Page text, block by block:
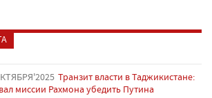
Транзит власти в Таджикистане:
миссии Рахмона убедить Путина